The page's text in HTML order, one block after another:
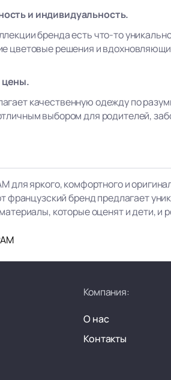
и индивидуальность.
бренда есть что-то
цветовые решения и
качественную одежду по
выбором для родителей,
для яркого, комфортного и
французский бренд предлагает
которые оценят и дети, и
Компания:
О нас
Контакты